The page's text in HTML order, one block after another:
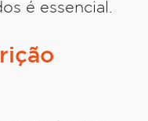
é essencial.